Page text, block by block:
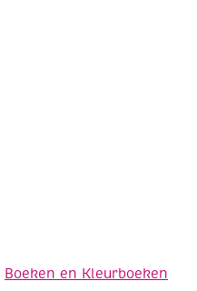
Boeken en Kleurboeken